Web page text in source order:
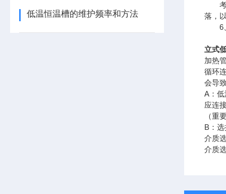
低温恒温槽的维护频率和方法
考虑
落，
6、
立式
加热
循环
会导
A：
应连
（重
B：
介质
介质